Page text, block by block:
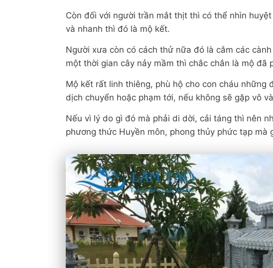
Còn đối với người trần mắt thịt thì có thể nhìn
và nhanh thì đó là mộ kết.
Người xưa còn có cách thử nữa đó là cắm các
một thời gian cây nảy mầm thì chắc chắn là mộ đã
Mộ kết rất linh thiêng, phù hộ cho con cháu
dịch chuyển hoặc phạm tới, nếu không sẽ gặp vô
Nếu vì lý do gì đó mà phải di dời, cải táng thì nên
phương thức Huyền môn, phong thủy phức tạp mà